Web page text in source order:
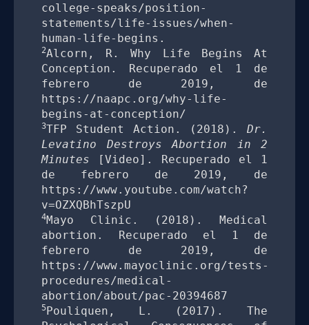
college-speaks/position-
statements/life-issues/when-
2Alcorn, R. Why Life Begins At
Conception. Recuperado el 1 de
febrero de 2019, de
https://naapc.org/why-life-
3TFP Student Action. (2018). Dr.
Levatino Destroys Abortion in 2
Minutes [Video]. Recuperado el 1
de febrero de 2019, de
https://www.youtube.com/watch?
4Mayo Clinic. (2018). Medical
abortion. Recuperado el 1 de
febrero de 2019, de
https://www.mayoclinic.org/tests-
procedures/medical-
5Pouliquen, L. (2017). The